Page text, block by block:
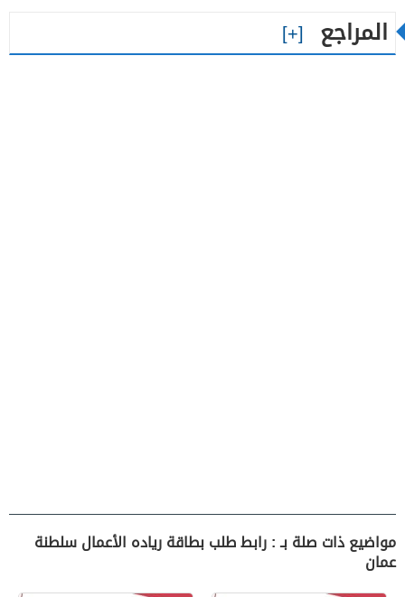
المراجع
مواضيع ذات صلة بـ : رابط طلب بطاقة رياده الأعمال سلطنة
عمان